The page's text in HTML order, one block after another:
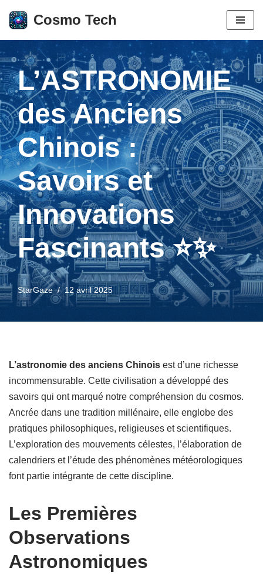
Aller
contenu
Cosmo Tech
L’ASTRONOMIE
des Anciens
Chinois :
Savoirs et
Innovations
Fascinants ⭐✨
StarGaze 12 avril 2025
L’astronomie des anciens Chinois est d’une richesse
incommensurable. Cette civilisation a développé des
savoirs qui ont marqué notre compréhension du cosmos.
Ancrée dans une tradition millénaire, elle englobe des
pratiques philosophiques, religieuses et scientifiques.
L’exploration des mouvements célestes, l’élaboration de
calendriers et l’étude des phénomènes météorologiques
font partie intégrante de cette discipline.
Les Premières
Observations
Astronomiques